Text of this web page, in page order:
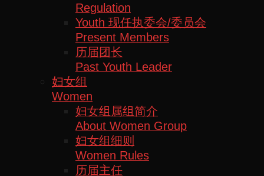
Regulation
Youth 现任执委会/委员会
Present Members
历届团长
Past Youth Leader
妇女组
Women
妇女组属组简介
About Women Group
妇女组细则
Women Rules
历届主任